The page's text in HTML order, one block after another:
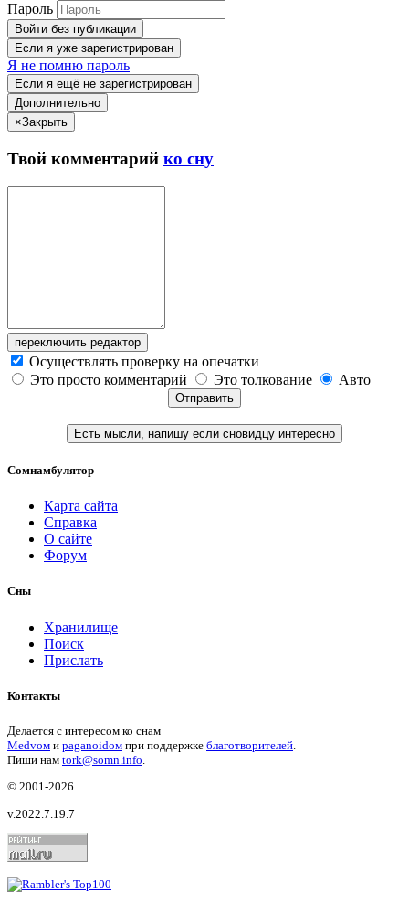
Пароль
Войти без публикации
Если я уже зарегистрирован
Я не помню пароль
Если я ещё не зарегистрирован
Дополнительно
×Закрыть
Твой комментарий ко сну
переключить редактор
Осуществлять проверку на опечатки
Это просто комментарий
Это толкование Авто
Отправить
Есть мысли, напишу если сновидцу интересно
Сомнамбулятор
Карта сайта
Справка
О сайте
Форум
Сны
Хранилище
Поиск
Прислать
Контакты
Делается с интересом ко снам
Medvом и paganoidом при поддержке благотворителей
Пиши нам tork@somn.info
© 2001-2026
v.2022.7.19.7